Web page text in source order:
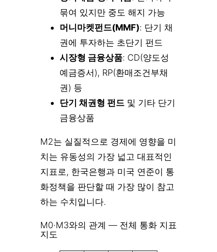
묶여 있지만 중도 해지 가능
머니마켓펀드(MMF): 단기 채
권에 투자하는 초단기 펀드
시장형 금융상품: CD(양도성
예금증서), RP(환매조건부채
권) 등
단기 채권형 펀드 및 기타 단기
금융상품
M2는 실질적으로 경제에 영향을 미
치는 유동성의 가장 넓고 대표적인
지표로, 한국은행과 미국 연준이 통
화정책을 판단할 때 가장 많이 참고
하는 수치입니다.
M0·M3와의 관계 — 전체 통화 지표
지도